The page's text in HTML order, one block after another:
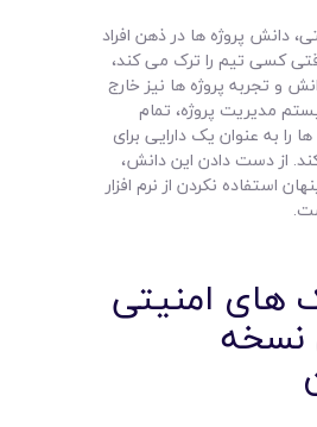
دانش پروژه ها در ذهن افراد
کسی تیم را ترک می کند،
و تجربه پروژه ها نیز خارج
مدیریت پروژه، تمام
را به عنوان یک دارایی برای
از دست دادن این دانش،
استفاده نکردن از نرم افزار
های امنیتی
نسخه